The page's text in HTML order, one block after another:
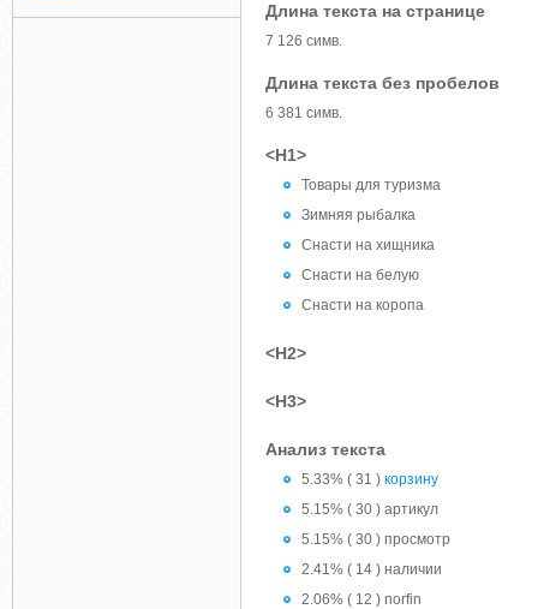
Длина текста на странице
7 126 симв.
Длина текста без пробелов
6 381 симв.
<H1>
Товары для туризма
Зимняя рыбалка
Снасти на хищника
Снасти на белую
Снасти на коропа
<H2>
<H3>
Анализ текста
5.33% ( 31 ) корзину
5.15% ( 30 ) артикул
5.15% ( 30 ) просмотр
2.41% ( 14 ) наличии
2.06% ( 12 ) norfin